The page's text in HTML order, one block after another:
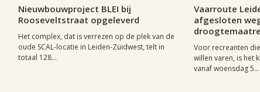
Nieuwbouwproject BLEI bij
Rooseveltstraat opgeleverd
Het complex, dat is verrezen op de plek van de
oude SCAL-locatie in Leiden-Zuidwest, telt in
totaal 128...
Vaarroute
afgesloten
Voor recreanten
willen varen, is het
vanaf woensdag 5...